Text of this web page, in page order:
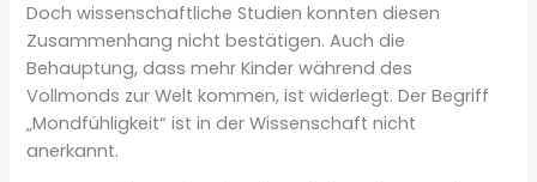
Doch wissenschaftliche Studien konnten diesen
Zusammenhang nicht bestätigen. Auch die
Behauptung, dass mehr Kinder während des
Vollmonds zur Welt kommen, ist widerlegt. Der Begriff
„Mondfühligkeit“ ist in der Wissenschaft nicht
anerkannt.